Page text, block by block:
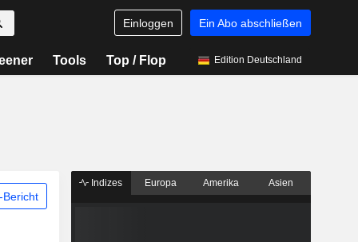
Einloggen Ein Abo abschließen
Tools Top / Flop Edition Deutschland
Bericht
Indizes Europa Amerika Asien